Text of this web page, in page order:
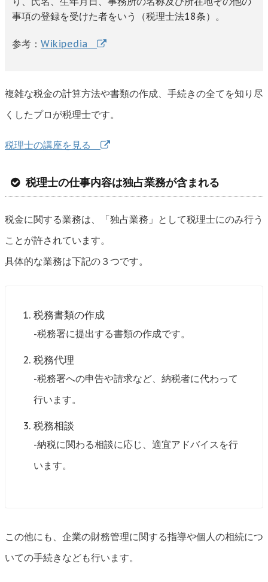
事項の登録を受けた者をいう（税理士法18条）。
参考： Wikipedia
複雑な税金の計算方法や書類の作成、手続きの全てを知り尽
くしたプロが税理士です。
税理士の講座を見る
税理士の仕事内容は独占業務が含まれる
税金に関する業務は、「独占業務」として税理士にのみ行う
ことが許されています。
具体的な業務は下記の３つです。
税務書類の作成
-税務署に提出する書類の作成です。
税務代理
-税務署への申告や請求など、納税者に代わって
行います。
税務相談
-納税に関わる相談に応じ、適宜アドバイスを行
います。
この他にも、企業の財務管理に関する指導や個人の相続につ
いての手続きなども行います。